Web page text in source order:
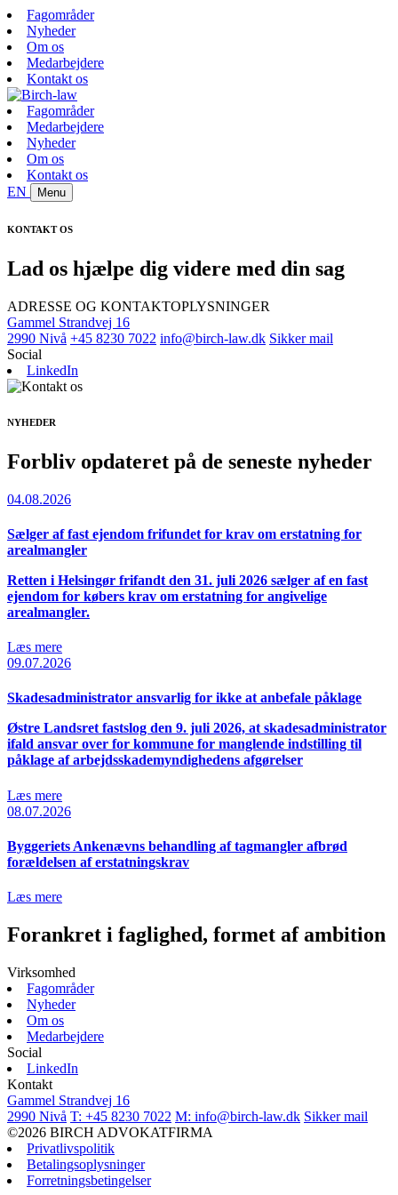
Fagområder
Nyheder
Om os
Medarbejdere
Kontakt os
Fagområder
Medarbejdere
Nyheder
Om os
Kontakt os
EN
Menu
KONTAKT OS
Lad os hjælpe dig videre med din sag
ADRESSE OG KONTAKTOPLYSNINGER
Gammel Strandvej 16
2990 Nivå +45 8230 7022 info@birch-law.dk Sikker mail
Social
LinkedIn
NYHEDER
Forbliv opdateret på de seneste nyheder
04.08.2026
Sælger af fast ejendom frifundet for krav om erstatning for
arealmangler
Retten i Helsingør frifandt den 31. juli 2026 sælger af en fast
ejendom for købers krav om erstatning for angivelige
arealmangler.
Læs mere
09.07.2026
Skadesadministrator ansvarlig for ikke at anbefale påklage
Østre Landsret fastslog den 9. juli 2026, at skadesadministrator
ifald ansvar over for kommune for manglende indstilling til
påklage af arbejdsskademyndighedens afgørelser
Læs mere
08.07.2026
Byggeriets Ankenævns behandling af tagmangler afbrød
forældelsen af erstatningskrav
Læs mere
Forankret i faglighed, formet af ambition
Virksomhed
Fagområder
Nyheder
Om os
Medarbejdere
Social
LinkedIn
Kontakt
Gammel Strandvej 16
2990 Nivå T: +45 8230 7022 M: info@birch-law.dk Sikker mail
©2026 BIRCH ADVOKATFIRMA
Privatlivspolitik
Betalingsoplysninger
Forretningsbetingelser